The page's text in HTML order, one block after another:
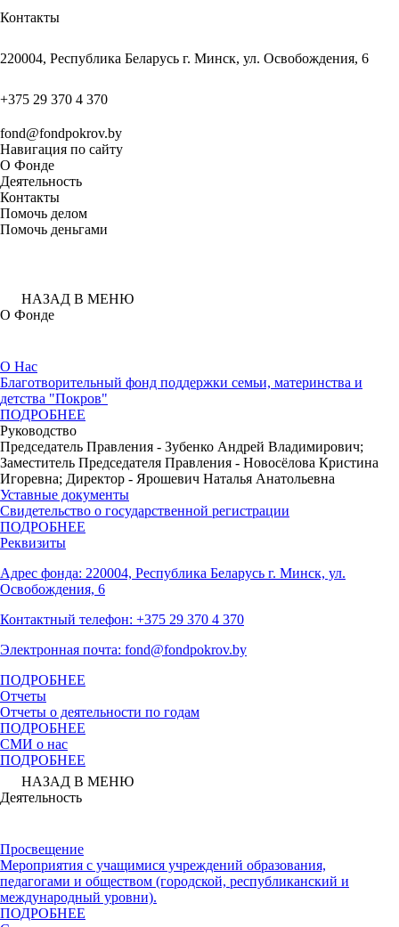
Контакты
220004, Республика Беларусь г. Минск, ул. Освобождения, 6
+375 29 370 4 370
fond@fondpokrov.by
Навигация по сайту
О Фонде
Деятельность
Контакты
Помочь делом
Помочь деньгами
НАЗАД В МЕНЮ
О Фонде
О Нас
Благотворительный фонд поддержки семьи, материнства и
детства "Покров"
ПОДРОБНЕЕ
Руководство
Председатель Правления - Зубенко Андрей Владимирович;
Заместитель Председателя Правления - Новосёлова Кристина
Игоревна; Директор - Ярошевич Наталья Анатольевна
Уставные документы
Свидетельство о государственной регистрации
ПОДРОБНЕЕ
Реквизиты
Адрес фонда: 220004, Республика Беларусь г. Минск, ул.
Освобождения, 6
Контактный телефон: +375 29 370 4 370
Электронная почта: fond@fondpokrov.by
ПОДРОБНЕЕ
Отчеты
Отчеты о деятельности по годам
ПОДРОБНЕЕ
СМИ о нас
ПОДРОБНЕЕ
НАЗАД В МЕНЮ
Деятельность
Просвещение
Мероприятия с учащимися учреждений образования,
педагогами и обществом (городской, республиканский и
международный уровни).
ПОДРОБНЕЕ